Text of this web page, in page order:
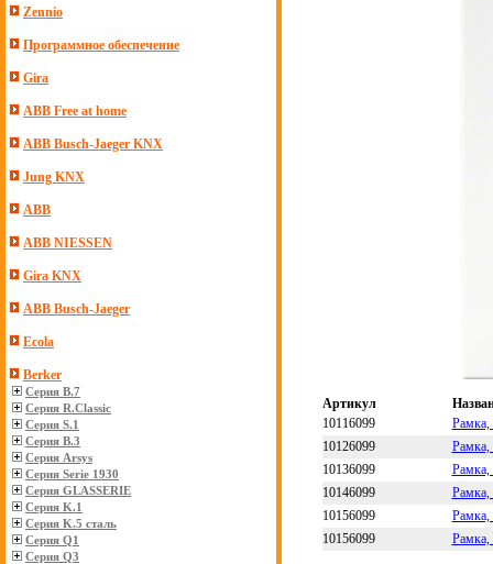
Zennio
Программное обеспечение
Gira
ABB Free at home
ABB Busch-Jaeger KNX
Jung KNX
ABB
ABB NIESSEN
Gira KNX
ABB Busch-Jaeger
Ecola
Berker
Серия B.7
Серия R.Classic
Серия S.1
Серия B.3
Серия Arsys
Серия Serie 1930
Серия GLASSERIE
Серия K.1
Серия K.5 сталь
Серия Q1
Серия Q3
Артикул
10116099
Рамка,
10126099
Рамка,
10136099
Рамка,
10146099
Рамка,
10156099
Рамка,
10156099
Рамка,